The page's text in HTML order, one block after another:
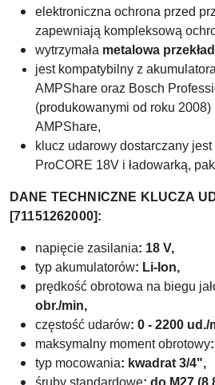
elektroniczna ochrona przed
zapewniają kompleksową
wytrzymała metalowa
jest kompatybilny z
AMPShare oraz Bosch
(produkowanymi od roku 2008)
AMPShare,
klucz udarowy dostarczany
ProCORE 18V i ładowarką,
DANE TECHNICZNE KLUCZA
[71151262000]:
napięcie zasilania: 18 V,
typ akumulatorów: Li-Ion,
prędkość obrotowa na biegu
obr./min,
częstość udarów: 0 - 2200 ud./
maksymalny moment obrotowy:
typ mocowania: kwadrat 3/4",
śruby standardowe: do M27